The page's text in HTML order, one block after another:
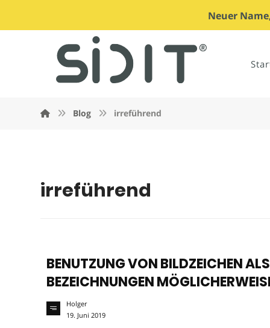
Neuer
Blog irreführend
irreführend
BENUTZUNG VON BILDZEICHEN
BEZEICHNUNGEN
Holger
19. Juni 2019